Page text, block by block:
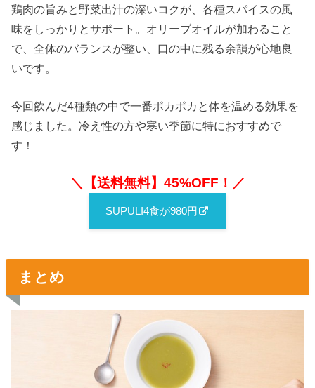
鶏肉の旨みと野菜出汁の深いコクが、各種スパイスの風
味をしっかりとサポート。オリーブオイルが加わること
で、全体のバランスが整い、口の中に残る余韻が心地良
いです。
今回飲んだ4種類の中で一番ポカポカと体を温める効果を
感じました。冷え性の方や寒い季節に特におすすめで
す！
＼【送料無料】45%OFF！／
SUPULI4食が980円
まとめ